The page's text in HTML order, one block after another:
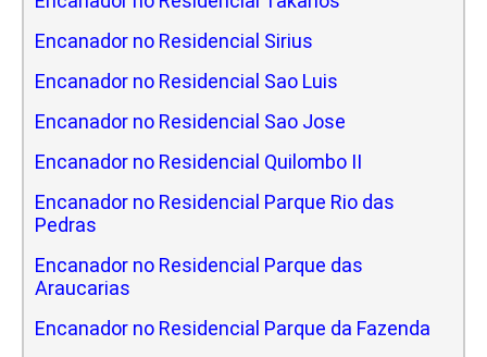
Encanador no Residencial Sirius
Encanador no Residencial Sao Luis
Encanador no Residencial Sao Jose
Encanador no Residencial Quilombo II
Encanador no Residencial Parque Rio das
Pedras
Encanador no Residencial Parque das
Araucarias
Encanador no Residencial Parque da Fazenda